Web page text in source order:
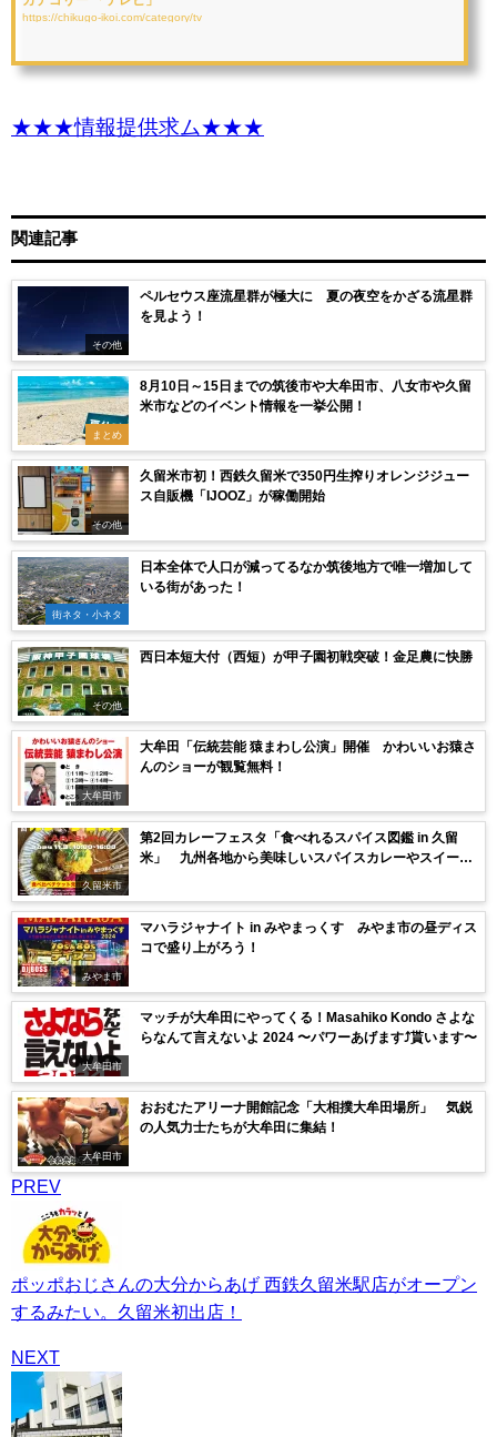
https://chikugo-ikoi.com/category/tv
★★★情報提供求ム★★★
関連記事
その他
ペルセウス座流星群が極大に 夏の夜空をかざる流星群
を見よう！
まとめ
8月10日～15日までの筑後市や大牟田市、八女市や久留
米市などのイベント情報を一挙公開！
その他
久留米市初！西鉄久留米で350円生搾りオレンジジュー
ス自販機「IJOOZ」が稼働開始
街ネタ・小ネタ
日本全体で人口が減ってるなか筑後地方で唯一増加して
いる街があった！
その他
西日本短大付（西短）が甲子園初戦突破！金足農に快勝
大牟田市
大牟田「伝統芸能 猿まわし公演」開催 かわいいお猿さ
んのショーが観覧無料！
久留米市
第2回カレーフェスタ「食べれるスパイス図鑑 in 久留
米」 九州各地から美味しいスパイスカレーやスイーツ
みやま市
マハラジャナイト in みやまっくす みやま市の昼ディス
コで盛り上がろう！
大牟田市
マッチが大牟田にやってくる！Masahiko Kondo さよな
らなんて言えないよ 2024 〜パワーあげます⤴︎貰います〜
大牟田市
おおむたアリーナ開館記念「大相撲大牟田場所」 気鋭
の人気力士たちが大牟田に集結！
PREV
ポッポおじさんの大分からあげ 西鉄久留米駅店がオープン
するみたい。久留米初出店！
NEXT